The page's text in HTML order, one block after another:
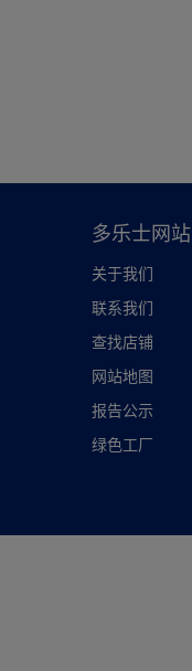
多乐士网站
关于我们
联系我们
查找店铺
网站地图
报告公示
绿色工厂